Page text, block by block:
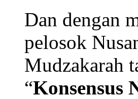
Dan dengan
pelosok
Mudzakarah
“Konsensus